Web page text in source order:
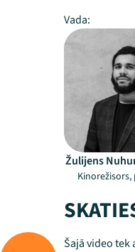
Vada:
Žulijens
Šajā video tek